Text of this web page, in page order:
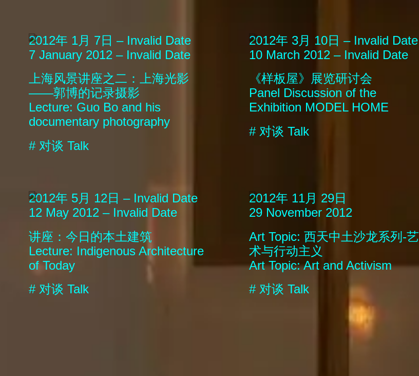
2012年 1月 7日 – Invalid Date
7 January 2012 – Invalid Date
上海风景讲座之二：上海光影
——郭博的记录摄影
Lecture: Guo Bo and his
documentary photography
# 对谈 Talk
2012年 3月 10日 – Invalid Date
10 March 2012 – Invalid Date
《样板屋》展览研讨会
Panel Discussion of the
Exhibition MODEL HOME
# 对谈 Talk
2012年 5月 12日 – Invalid Date
12 May 2012 – Invalid Date
讲座：今日的本土建筑
Lecture: Indigenous Architecture
of Today
# 对谈 Talk
2012年 11月 29日
29 November 2012
Art Topic: 西天中土沙龙系列-艺
术与行动主义
Art Topic: Art and Activism
# 对谈 Talk